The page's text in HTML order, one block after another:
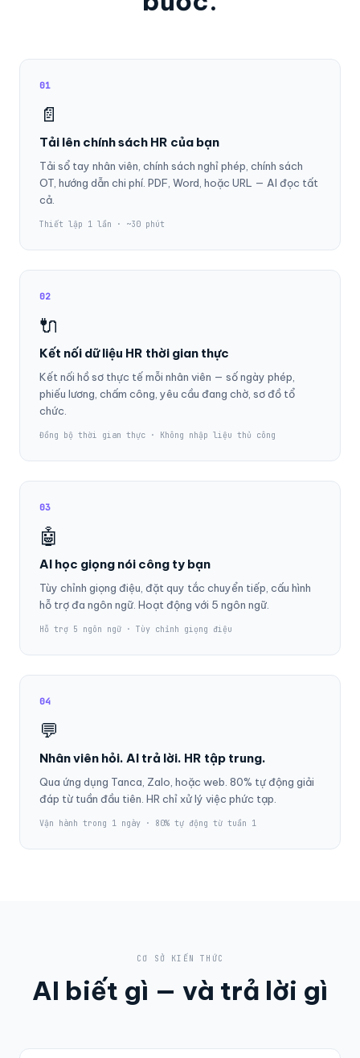
01
📄
Tải lên chính sách HR của bạn
Tải sổ tay nhân viên, chính sách nghỉ phép, chính sách
OT, hướng dẫn chi phí. PDF, Word, hoặc URL — AI đọc tất
cả.
Thiết lập 1 lần · ~30 phút
02
🔌
Kết nối dữ liệu HR thời gian thực
Kết nối hồ sơ thực tế mỗi nhân viên — số ngày phép,
phiếu lương, chấm công, yêu cầu đang chờ, sơ đồ tổ
chức.
Đồng bộ thời gian thực · Không nhập liệu thủ công
03
🤖
AI học giọng nói công ty bạn
Tùy chỉnh giọng điệu, đặt quy tắc chuyển tiếp, cấu hình
hỗ trợ đa ngôn ngữ. Hoạt động với 5 ngôn ngữ.
Hỗ trợ 5 ngôn ngữ · Tùy chỉnh giọng điệu
04
💬
Nhân viên hỏi. AI trả lời. HR tập trung.
Qua ứng dụng Tanca, Zalo, hoặc web. 80% tự động giải
đáp từ tuần đầu tiên. HR chỉ xử lý việc phức tạp.
Vận hành trong 1 ngày · 80% tự động từ tuần 1
CƠ SỞ KIẾN THỨC
AI biết gì — và trả lời gì